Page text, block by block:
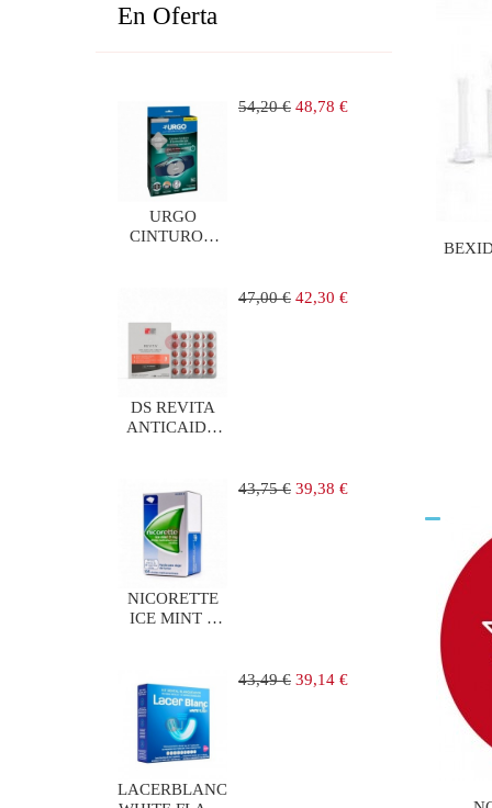
En Oferta
URGO
CINTURON
Precio
54,20 € Precio
48,78 €
DS REVITA
ANTICAIDA
Precio
47,00 € Precio
42,30 €
NICORETTE
ICE MINT 2
MEDICAMENTOS
Precio
43,75 € Precio
39,38 €
LACERBLANC
Precio
43,49 € Precio
39,14 €